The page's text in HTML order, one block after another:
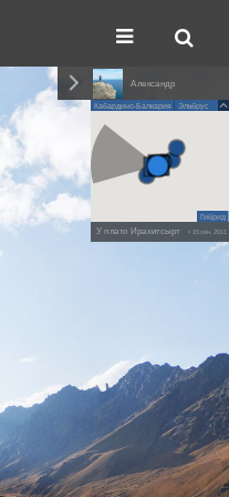
Александр
Кабардино-Балкария Эльбрус
Гибрид
У плато Ирахитсырт• 15 сен. 2011